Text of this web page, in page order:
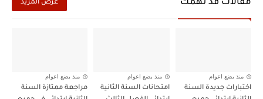
مقالات قد تهمك عرض المزيد
منذ بضع اعوام
اختبارات جديدة السنة
منذ بضع اعوام
امتحانات السنة الثانية
منذ بضع اعوام
مراجعة ممتازة السنة